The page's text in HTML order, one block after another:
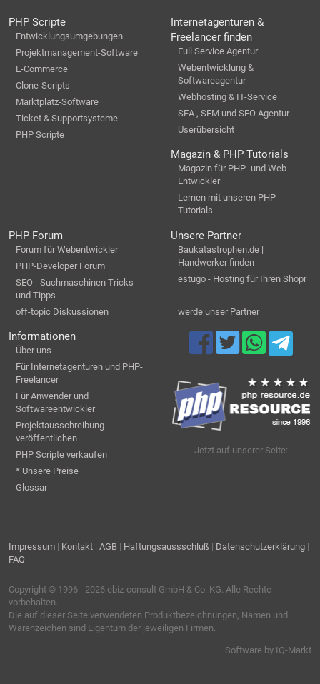
PHP Scripte
Entwicklungsumgebungen
Projektmanagement-Software
E-Commerce
Clone-Scripts
Marktplatz-Software
Ticket & Supportsysteme
PHP Scripte
Internetagenturen &
Freelancer finden
Full Service Agentur
Webentwicklung &
Softwareagentur
Webhosting & IT-Service
SEA , SEM und SEO Agentur
Userübersicht
Magazin & PHP Tutorials
Magazin für PHP- und Web-
Entwickler
Lernen mit unseren PHP-
Tutorials
PHP Forum
Forum für Webentwickler
PHP-Developer Forum
SEO - Suchmaschinen Tricks
und Tipps
off-topic Diskussionen
Unsere Partner
Baukatastrophen.de |
Handwerker finden
estugo - Hosting für Ihren Shopr
werde unser Partner
Informationen
Über uns
Für Internetagenturen und PHP-
Freelancer
Für Anwender und
Softwareentwickler
Projektausschreibung
veröffentlichen
PHP Scripte verkaufen
* Unsere Preise
Glossar
Jetzt auf unserer Seite:
Impressum | Kontakt | AGB | Haftungsaussschluß | Datenschutzerklärung |
FAQ
Copyright © 1996 - 2026 ebiz-consult GmbH & Co. KG . Alle Rechte
vorbehalten.
Die auf dieser Seite verwendeten Produktbezeichnungen, Namen und
Warenzeichen sind Eigentum der jeweiligen Firmen.
Software by IQ-Markt